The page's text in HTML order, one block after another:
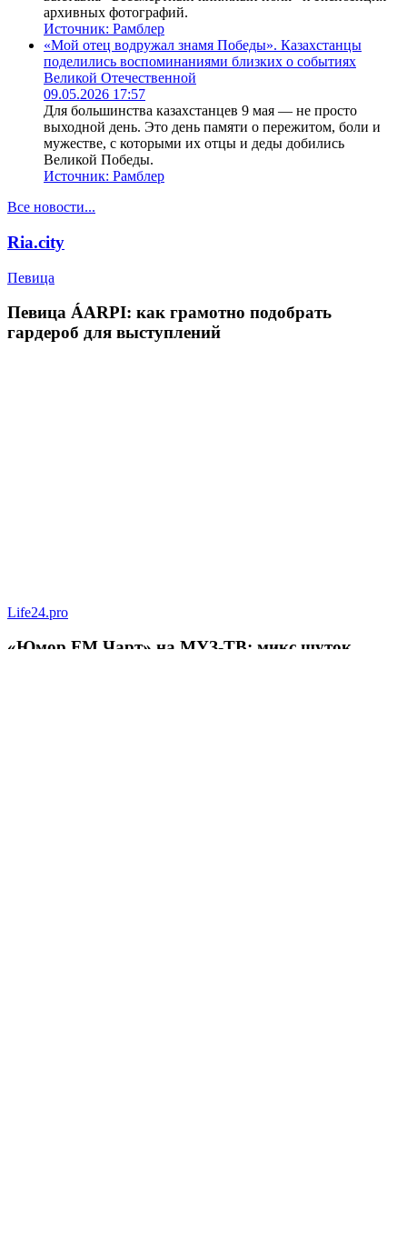
архивных фотографий.
Источник: Рамблер
«Мой отец водружал знамя Победы». Казахстанцы
поделились воспоминаниями близких о событиях
Великой Отечественной
09.05.2026 17:57
Для большинства казахстанцев 9 мая — не просто
выходной день. Это день памяти о пережитом, боли и
мужестве, с которыми их отцы и деды добились
Великой Победы.
Источник: Рамблер
Все новости...
Ria.city
Певица
Певица ÁARPI: как грамотно подобрать
гардероб для выступлений
Life24.pro
«Юмор FM Чарт» на МУЗ‑ТВ: микс шуток,